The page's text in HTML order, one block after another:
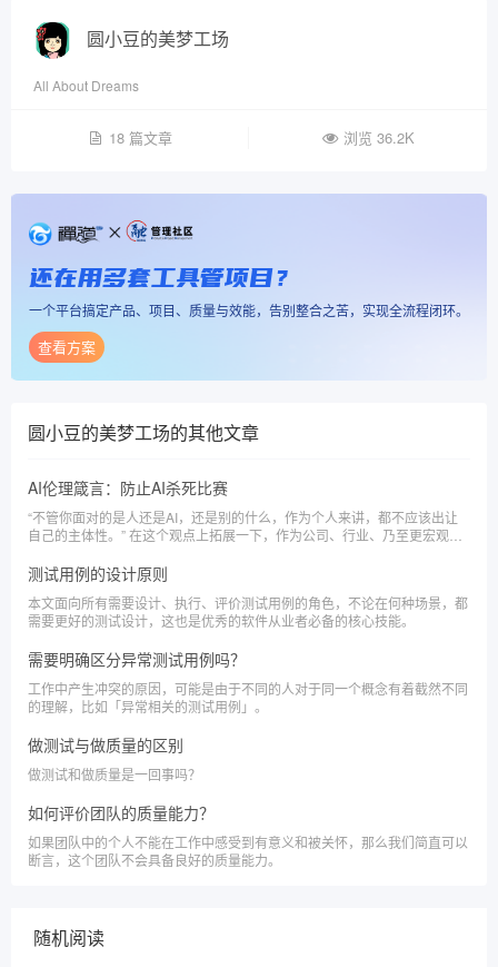
圆小豆的美梦工场
All About Dreams
18 篇文章 浏览 36.2K
还在用多套工具管项目？
一个平台搞定产品、项目、质量与效能，告别整合之苦，实现全流程闭环。
查看方案
圆小豆的美梦工场的其他文章
AI伦理箴言：防止AI杀死比赛
“不管你面对的是人还是AI，还是别的什么，作为个人来讲，都不应该出让
自己的主体性。” 在这个观点上拓展一下，作为公司、行业、乃至更宏观的
测试用例的设计原则
本文面向所有需要设计、执行、评价测试用例的角色，不论在何种场景，都
需要更好的测试设计，这也是优秀的软件从业者必备的核心技能。
需要明确区分异常测试用例吗？
工作中产生冲突的原因，可能是由于不同的人对于同一个概念有着截然不同
的理解，比如「异常相关的测试用例」。
做测试与做质量的区别
做测试和做质量是一回事吗？
如何评价团队的质量能力？
如果团队中的个人不能在工作中感受到有意义和被关怀，那么我们简直可以
断言，这个团队不会具备良好的质量能力。
随机阅读